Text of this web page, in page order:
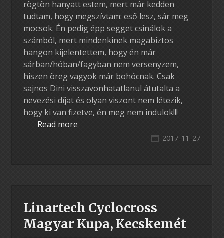
rögtön hanyatt estem, mert már kedden
tudtam, hogy megszívtam: eső lesz, sár meg
mocsok. Én pedig épp segget csinálok a
számból, mert mindenkinek magabiztos
hangon kijelentettem, hogy én már
sárban/hóban/fagyban nem versenyzem,
hiszen öreg vagyok már bohócnak. Csak
sajnos Dini visszavonhatatlanul átutalta a
nevezési díjat és olyan viszont nem létezik,
hogy ki van fizetve, én meg nem indulok!!!
Read more
2017-11-27
Linartech Cyclocross
Magyar Kupa, Kecskemét